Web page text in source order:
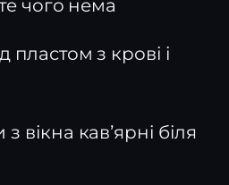
чого нема
пластом з крові і
вікна кавʼярні біля